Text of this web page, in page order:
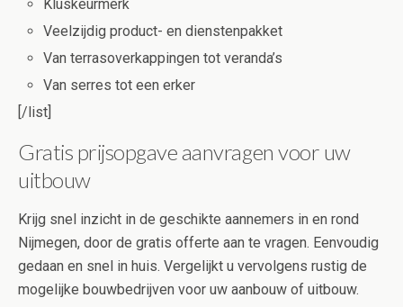
Kluskeurmerk
Veelzijdig product- en dienstenpakket
Van terrasoverkappingen tot veranda’s
Van serres tot een erker
[/list]
Gratis prijsopgave aanvragen voor uw
uitbouw
Krijg snel inzicht in de geschikte aannemers in en rond
Nijmegen, door de gratis offerte aan te vragen. Eenvoudig
gedaan en snel in huis. Vergelijkt u vervolgens rustig de
mogelijke bouwbedrijven voor uw aanbouw of uitbouw.